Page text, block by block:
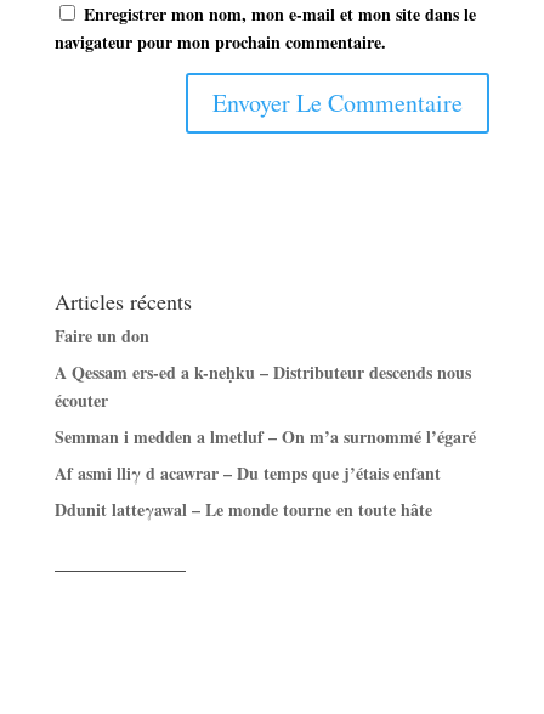
Enregistrer mon nom, mon e-mail et mon site dans le
navigateur pour mon prochain commentaire.
Articles récents
Faire un don
A Qessam ers-ed a k-neḥku – Distributeur descends nous
écouter
Semman i medden a lmetluf – On m’a surnommé l’égaré
Af asmi lliγ d acawrar – Du temps que j’étais enfant
Ddunit latteγawal – Le monde tourne en toute hâte
——————